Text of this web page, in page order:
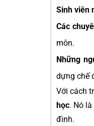
Sinh viên
Các
môn.
Những
dựng chế
Với cách
học. Nó
đình.